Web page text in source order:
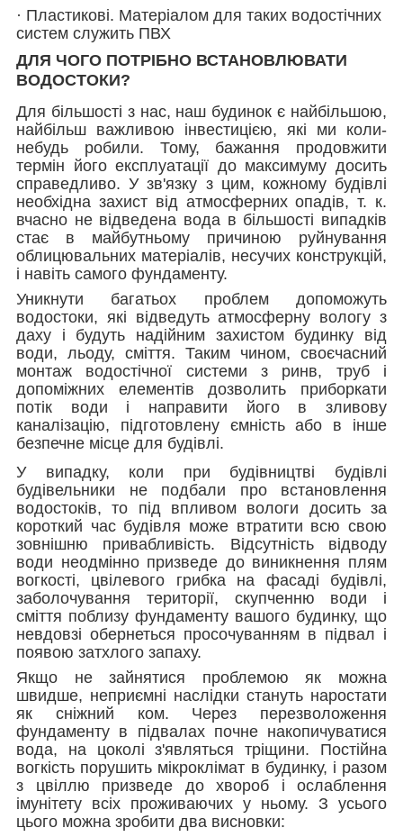
· Пластикові. Матеріалом для таких водостічних
систем служить ПВХ
ДЛЯ ЧОГО ПОТРІБНО ВСТАНОВЛЮВАТИ
ВОДОСТОКИ?
Для більшості з нас, наш будинок є найбільшою,
найбільш важливою інвестицією, які ми коли-
небудь робили. Тому, бажання продовжити
термін його експлуатації до максимуму досить
справедливо. У зв'язку з цим, кожному будівлі
необхідна захист від атмосферних опадів, т. к.
вчасно не відведена вода в більшості випадків
стає в майбутньому причиною руйнування
облицювальних матеріалів, несучих конструкцій,
і навіть самого фундаменту.
Уникнути багатьох проблем допоможуть
водостоки, які відведуть атмосферну вологу з
даху і будуть надійним захистом будинку від
води, льоду, сміття. Таким чином, своєчасний
монтаж водостічної системи з ринв, труб і
допоміжних елементів дозволить приборкати
потік води і направити його в зливову
каналізацію, підготовлену ємність або в інше
безпечне місце для будівлі.
У випадку, коли при будівництві будівлі
будівельники не подбали про встановлення
водостоків, то під впливом вологи досить за
короткий час будівля може втратити всю свою
зовнішню привабливість. Відсутність відводу
води неодмінно призведе до виникнення плям
вогкості, цвілевого грибка на фасаді будівлі,
заболочування території, скупченню води і
сміття поблизу фундаменту вашого будинку, що
невдовзі обернеться просочуванням в підвал і
появою затхлого запаху.
Якщо не зайнятися проблемою як можна
швидше, неприємні наслідки стануть наростати
як сніжний ком. Через перезволоження
фундаменту в підвалах почне накопичуватися
вода, на цоколі з'являться тріщини. Постійна
вогкість порушить мікроклімат в будинку, і разом
з цвіллю призведе до хвороб і ослаблення
імунітету всіх проживаючих у ньому. З усього
цього можна зробити два висновки: